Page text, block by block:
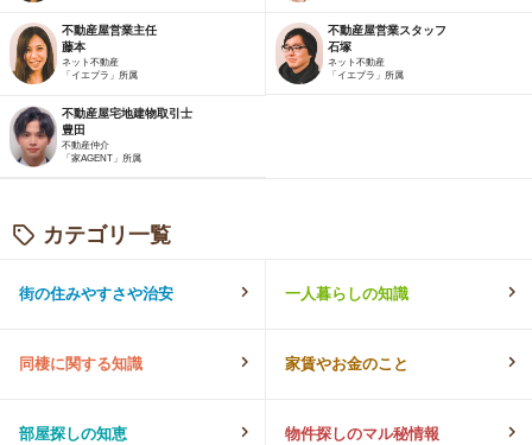
不動産屋営業主任
藤本
ネット不動産
「イエプラ」所属
不動産屋営業スタッフ
石塚
ネット不動産
「イエプラ」所属
不動産屋宅地建物取引士
豊田
不動産仲介
「家AGENT」所属
カテゴリ一覧
街の住みやすさや治安 一人暮らしの知識
同棲に関する知識 家賃やお金のこと
部屋探しの知恵 物件探しのマル秘情報